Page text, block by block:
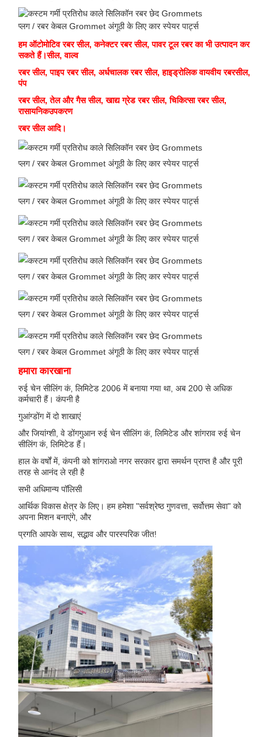
एक संदेश छोड़ें
प्रस्तुत
हम ऑटोमोटिव रबर सील, कनेक्टर रबर सील, पावर टूल रबर का भी उत्पादन कर
सकते हैं।सील, वाल्व
रबर सील, पाइप रबर सील, अर्धचालक रबर सील, हाइड्रोलिक वायवीय रबरसील,
पंप
रबर सील, तेल और गैस सील, खाद्य ग्रेड रबर सील, चिकित्सा रबर सील,
रासायनिकउपकरण
रबर सील आदि।
हमारा कारखाना
रुई चेन सीलिंग कं, लिमिटेड 2006 में बनाया गया था, अब 200 से अधिक
कर्मचारी हैं। कंपनी है
गुआंग्डोंग में दो शाखाएं
और जियांग्शी, वे डोंगगुआन रुई चेन सीलिंग कं, लिमिटेड और शांगराव रुई चेन
सीलिंग कं, लिमिटेड हैं।
हाल के वर्षों में, कंपनी को शांगराओ नगर सरकार द्वारा समर्थन प्राप्त है और पूरी
तरह से आनंद ले रही है
सभी अधिमान्य पॉलिसी
आर्थिक विकास क्षेत्र के लिए। हम हमेशा "सर्वश्रेष्ठ गुणवत्ता, सर्वोत्तम सेवा" को
अपना मिशन बनाएंगे, और
प्रगति आपके साथ, सद्भाव और पारस्परिक जीत!